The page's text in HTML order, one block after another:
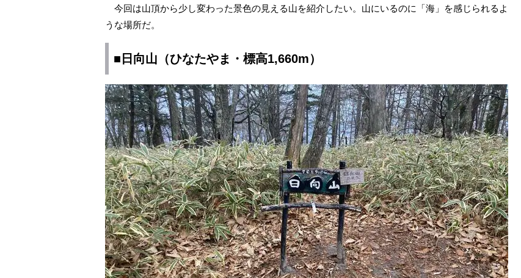
今回は山頂から少し変わった景色の見える山を紹介したい。山にいるのに「海」を感じられるよ
うな場所だ。
■日向山（ひなたやま・標高1,660m）